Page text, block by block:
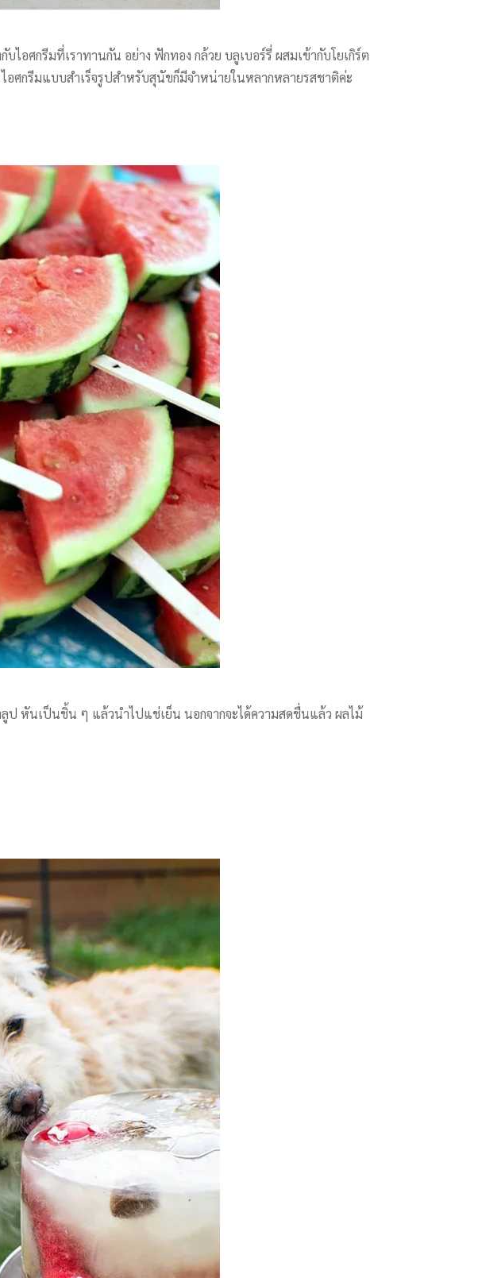
อศกรีมที่เราทานกัน อย่าง ฟักทอง กล้วย บลูเบอร์รี่ ผสมเข้ากับโยเกิร์ต
ศกรีมแบบสำเร็จรูปสำหรับสุนัขก็มีจำหน่ายในหลากหลายรสชาติค่ะ
ป หันเป็นชิ้น ๆ แล้วนำไปแช่เย็น นอกจากจะได้ความสดชื่นแล้ว ผลไม้